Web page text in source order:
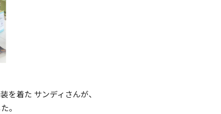
着た サンディさんが、
。